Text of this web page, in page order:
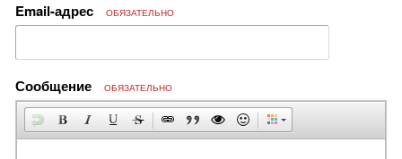
Email-адрес ОБЯЗАТЕЛЬНО
Сообщение ОБЯЗАТЕЛЬНО